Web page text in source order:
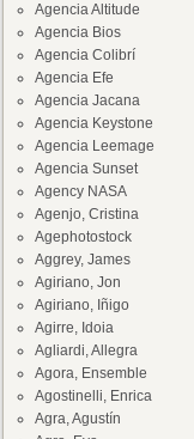
Agencia Altitude
Agencia Bios
Agencia Colibrí
Agencia Efe
Agencia Jacana
Agencia Keystone
Agencia Leemage
Agencia Sunset
Agency NASA
Agenjo, Cristina
Agephotostock
Aggrey, James
Agiriano, Jon
Agiriano, Iñigo
Agirre, Idoia
Agliardi, Allegra
Agora, Ensemble
Agostinelli, Enrica
Agra, Agustín